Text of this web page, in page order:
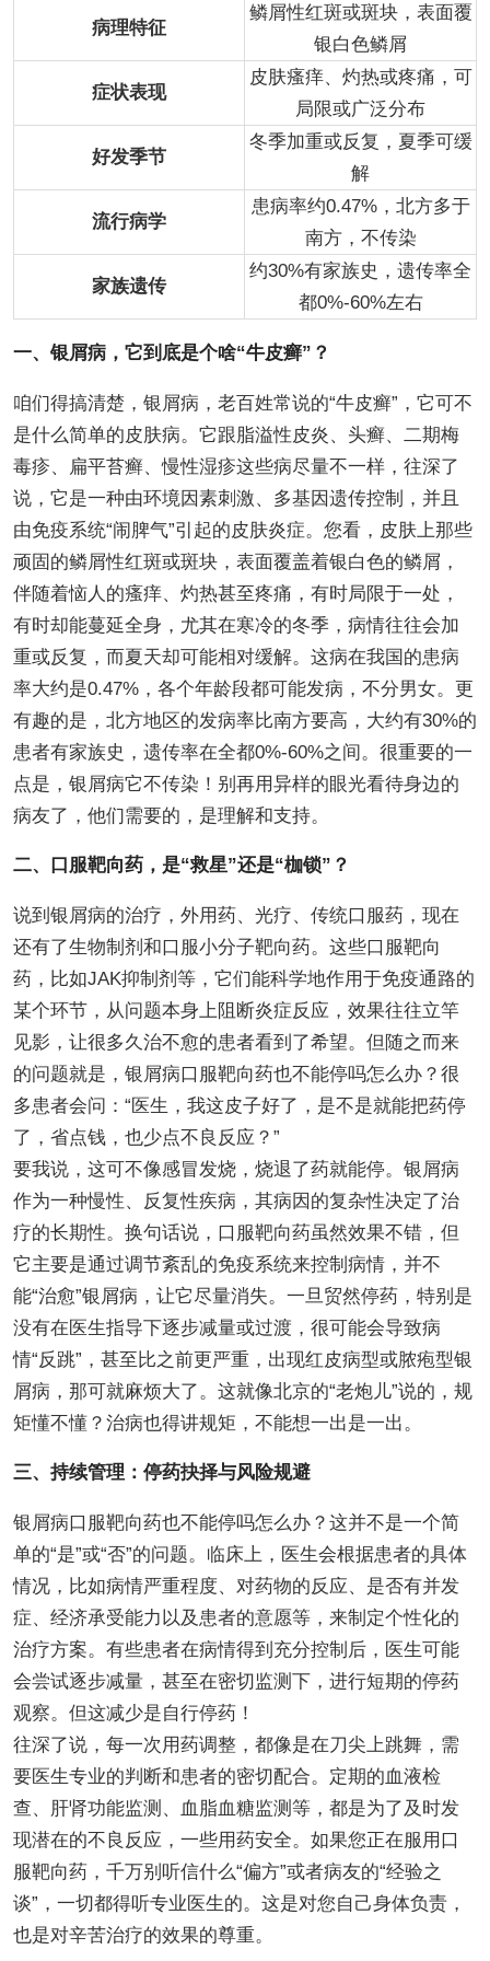
病理特征
鳞屑性红斑或斑块，表面覆
银白色鳞屑
症状表现
皮肤瘙痒、灼热或疼痛，可
局限或广泛分布
好发季节
冬季加重或反复，夏季可缓
解
流行病学
患病率约0.47%，北方多于
南方，不传染
家族遗传
约30%有家族史，遗传率全
都0%-60%左右
一、银屑病，它到底是个啥“牛皮癣”？
咱们得搞清楚，银屑病，老百姓常说的“牛皮癣”，它可不
是什么简单的皮肤病。它跟脂溢性皮炎、头癣、二期梅
毒疹、扁平苔癣、慢性湿疹这些病尽量不一样，往深了
说，它是一种由环境因素刺激、多基因遗传控制，并且
由免疫系统“闹脾气”引起的皮肤炎症。您看，皮肤上那些
顽固的鳞屑性红斑或斑块，表面覆盖着银白色的鳞屑，
伴随着恼人的瘙痒、灼热甚至疼痛，有时局限于一处，
有时却能蔓延全身，尤其在寒冷的冬季，病情往往会加
重或反复，而夏天却可能相对缓解。这病在我国的患病
率大约是0.47%，各个年龄段都可能发病，不分男女。更
有趣的是，北方地区的发病率比南方要高，大约有30%的
患者有家族史，遗传率在全都0%-60%之间。很重要的一
点是，银屑病它不传染！别再用异样的眼光看待身边的
病友了，他们需要的，是理解和支持。
二、口服靶向药，是“救星”还是“枷锁”？
说到银屑病的治疗，外用药、光疗、传统口服药，现在
还有了生物制剂和口服小分子靶向药。这些口服靶向
药，比如JAK抑制剂等，它们能科学地作用于免疫通路的
某个环节，从问题本身上阻断炎症反应，效果往往立竿
见影，让很多久治不愈的患者看到了希望。但随之而来
的问题就是，银屑病口服靶向药也不能停吗怎么办？很
多患者会问：“医生，我这皮子好了，是不是就能把药停
了，省点钱，也少点不良反应？”
要我说，这可不像感冒发烧，烧退了药就能停。银屑病
作为一种慢性、反复性疾病，其病因的复杂性决定了治
疗的长期性。换句话说，口服靶向药虽然效果不错，但
它主要是通过调节紊乱的免疫系统来控制病情，并不
能“治愈”银屑病，让它尽量消失。一旦贸然停药，特别是
没有在医生指导下逐步减量或过渡，很可能会导致病
情“反跳”，甚至比之前更严重，出现红皮病型或脓疱型银
屑病，那可就麻烦大了。这就像北京的“老炮儿”说的，规
矩懂不懂？治病也得讲规矩，不能想一出是一出。
三、持续管理：停药抉择与风险规避
银屑病口服靶向药也不能停吗怎么办？这并不是一个简
单的“是”或“否”的问题。临床上，医生会根据患者的具体
情况，比如病情严重程度、对药物的反应、是否有并发
症、经济承受能力以及患者的意愿等，来制定个性化的
治疗方案。有些患者在病情得到充分控制后，医生可能
会尝试逐步减量，甚至在密切监测下，进行短期的停药
观察。但这减少是自行停药！
往深了说，每一次用药调整，都像是在刀尖上跳舞，需
要医生专业的判断和患者的密切配合。定期的血液检
查、肝肾功能监测、血脂血糖监测等，都是为了及时发
现潜在的不良反应，一些用药安全。如果您正在服用口
服靶向药，千万别听信什么“偏方”或者病友的“经验之
谈”，一切都得听专业医生的。这是对您自己身体负责，
也是对辛苦治疗的效果的尊重。